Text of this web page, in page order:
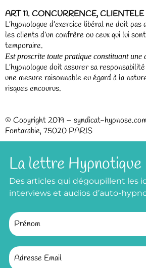
ART 11. CONCURRENCE,
L’hypnologue d’exercice libéral ne doit
les clients d’un confrère ou ceux qui lui
temporaire.
Est proscrite toute pratique constituant une
L’hypnologue doit assurer sa
une mesure raisonnable eu égard à la
risques encourus.
© Copyright 2019 – syndicat-
Fontarabie, 75020 PARIS
La lettre Hypnotique
Des articles qui dégoupillent les
interviews et audios d’auto-